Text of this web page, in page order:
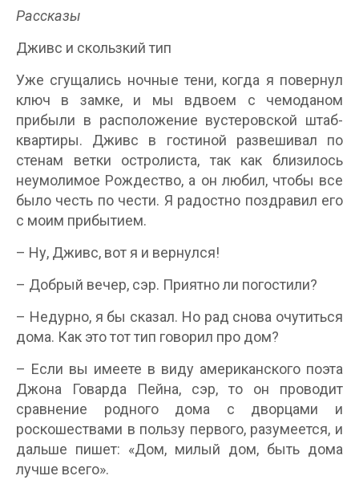
Рассказы
Дживс и скользкий тип
Уже сгущались ночные тени, когда я повернул
ключ в замке, и мы вдвоем с чемоданом
прибыли в расположение вустеровской штаб-
квартиры. Дживс в гостиной развешивал по
стенам ветки остролиста, так как близилось
неумолимое Рождество, а он любил, чтобы все
было честь по чести. Я радостно поздравил его
с моим прибытием.
– Ну, Дживс, вот я и вернулся!
– Добрый вечер, сэр. Приятно ли погостили?
– Недурно, я бы сказал. Но рад снова очутиться
дома. Как это тот тип говорил про дом?
– Если вы имеете в виду американского поэта
Джона Говарда Пейна, сэр, то он проводит
сравнение родного дома с дворцами и
роскошествами в пользу первого, разумеется, и
дальше пишет: «Дом, милый дом, быть дома
лучше всего».